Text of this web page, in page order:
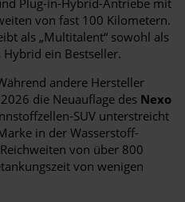
von fast 100 Kilometern.
als „Multitalent“ sowohl als
ein Bestseller.
andere Hersteller
die Neuauflage des Nexo
SUV unterstreicht
in der Wasserstoff-
von über 800
von wenigen